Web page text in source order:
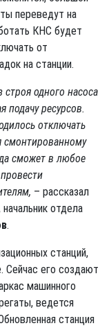
переведут на
КНС будет
от
на станции.
одного насоса
подачу ресурсов.
отключать
смонтированному
сможет в любое
– рассказал
отдела
.
станций,
Сейчас его создают
машинного
ведется
станция